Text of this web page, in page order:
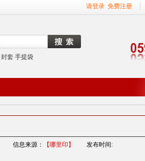
请登录 免费注册
封套 手提袋
信息来源： 【哪里印】 发布时间: